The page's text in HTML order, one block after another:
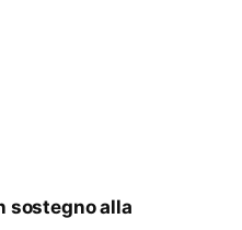
sostegno alla